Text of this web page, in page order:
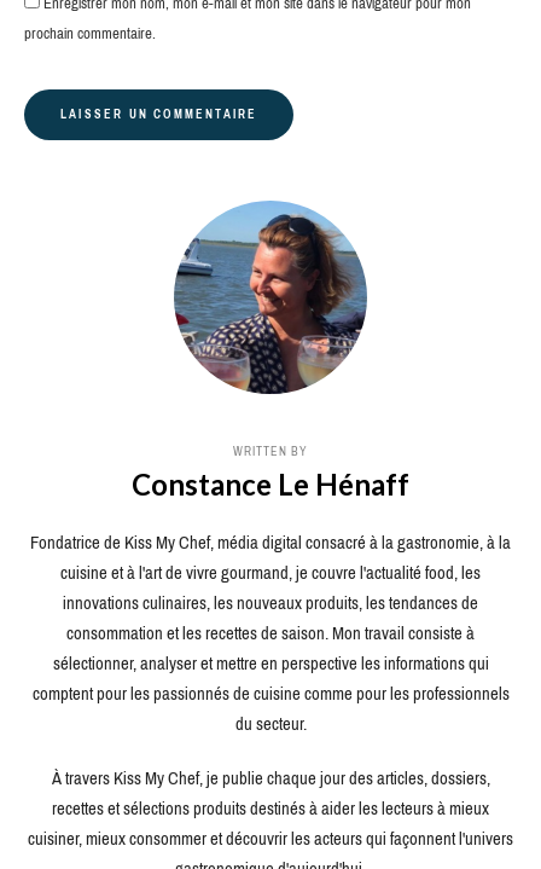
prochain commentaire.
WRITTEN BY
Constance Le Hénaff
Fondatrice de Kiss My Chef, média digital consacré à la gastronomie, à la
cuisine et à l'art de vivre gourmand, je couvre l'actualité food, les
innovations culinaires, les nouveaux produits, les tendances de
consommation et les recettes de saison. Mon travail consiste à
sélectionner, analyser et mettre en perspective les informations qui
comptent pour les passionnés de cuisine comme pour les professionnels
du secteur.
À travers Kiss My Chef, je publie chaque jour des articles, dossiers,
recettes et sélections produits destinés à aider les lecteurs à mieux
cuisiner, mieux consommer et découvrir les acteurs qui façonnent l'univers